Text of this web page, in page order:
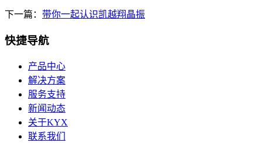
下一篇： 带你一起认识凯越翔晶振
快捷导航
产品中心
解决方案
服务支持
新闻动态
关于KYX
联系我们